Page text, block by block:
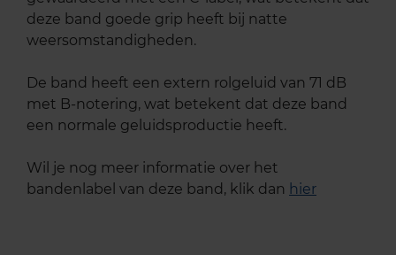
deze band goede grip heeft bij natte
weersomstandigheden.
De band heeft een extern rolgeluid van 71 dB
met B-notering, wat betekent dat deze band
een normale geluidsproductie heeft.
Wil je nog meer informatie over het
bandenlabel van deze band, klik dan hier